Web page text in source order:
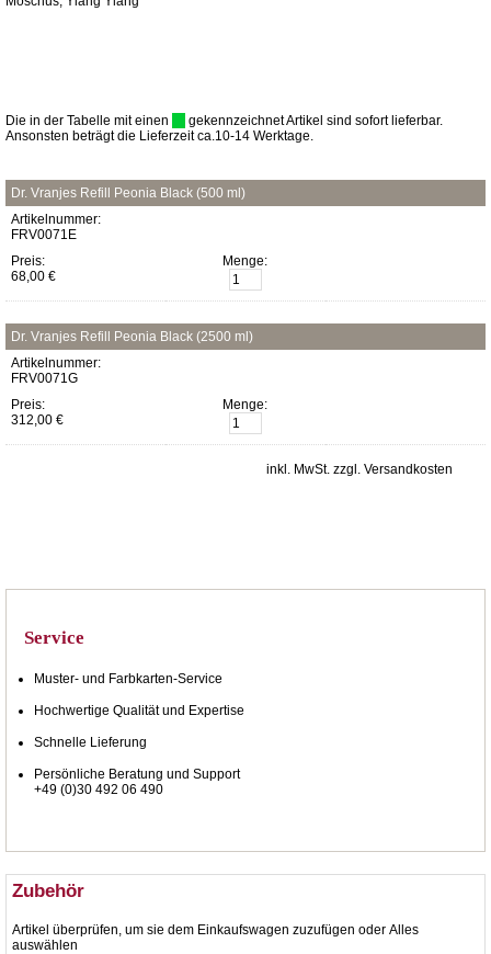
Die in der Tabelle mit einen
gekennzeichnet Artikel sind sofort lieferbar.
Ansonsten beträgt die Lieferzeit ca.10-14 Werktage.
Dr. Vranjes Refill Peonia Black (500 ml)
Artikelnummer:
FRV0071E
Preis:
68,00 €
Menge:
Dr. Vranjes Refill Peonia Black (2500 ml)
Artikelnummer:
FRV0071G
Preis:
312,00 €
Menge:
inkl. MwSt. zzgl. Versandkosten
Service
Muster- und Farbkarten-Service
Hochwertige Qualität und Expertise
Schnelle Lieferung
Persönliche Beratung und Support
+49 (0)30 492 06 490
Zubehör
Artikel überprüfen, um sie dem Einkaufswagen zuzufügen oder Alles
auswählen